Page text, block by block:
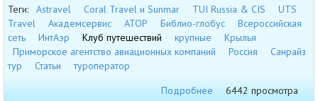
Теги: Astravel Coral Travel и Sunmar TUI Russia & CIS
UTS
Travel
Академсервис АТОР Библио-глобус
Всероссийская
сеть
ИнтАэр Клуб путешествий крупные
Крылья
Приморское агентство авиационных компаний
Россия
Санрайз
тур
Статьи
туроператор
Подробнее
6442 просмотра